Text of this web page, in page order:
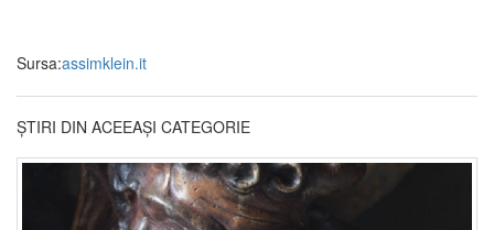
Sursa:assimklein.it
ȘTIRI DIN ACEEAȘI CATEGORIE